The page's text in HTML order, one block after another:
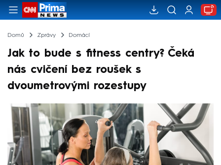
Domů Zprávy Domácí
Jak to bude s fitness centry? Čeká
nás cvičení bez roušek s
dvoumetrovými rozestupy